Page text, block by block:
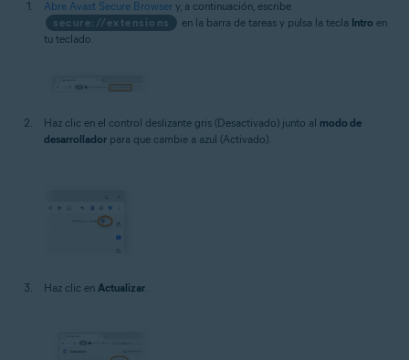
Abre Avast Secure Browser y, a continuación, escribe
secure://extensions
en la barra de tareas y pulsa la tecla Intro en
tu teclado.
Haz clic en el control deslizante gris (Desactivado) junto al modo de
desarrollador para que cambie a azul (Activado).
Haz clic en Actualizar.